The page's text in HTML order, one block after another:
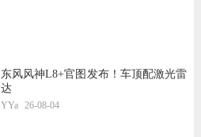
东风风神L8+官图发布！车顶配激光雷
达
YYa 26-08-04